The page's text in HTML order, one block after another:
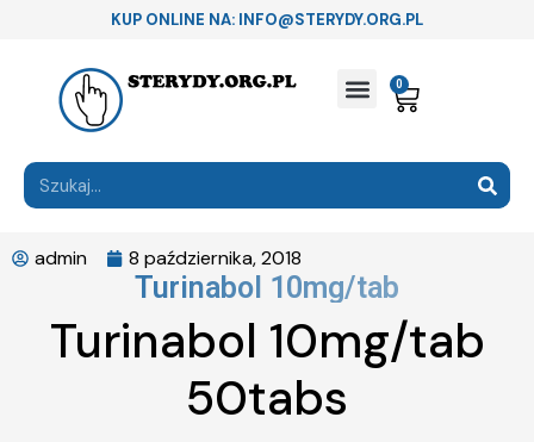
KUP ONLINE NA: INFO@STERYDY.ORG.PL
0
admin 8 października, 2018
Turinabol 10mg/tab
Turinabol 10mg/tab
50tabs